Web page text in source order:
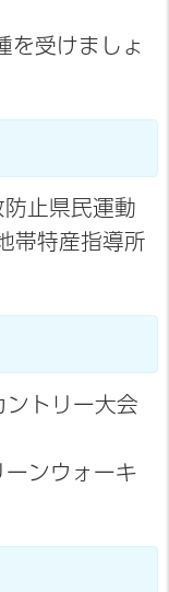
を受けましょ
止県民運動
帯特産指導所
トリー大会
ンウォーキ